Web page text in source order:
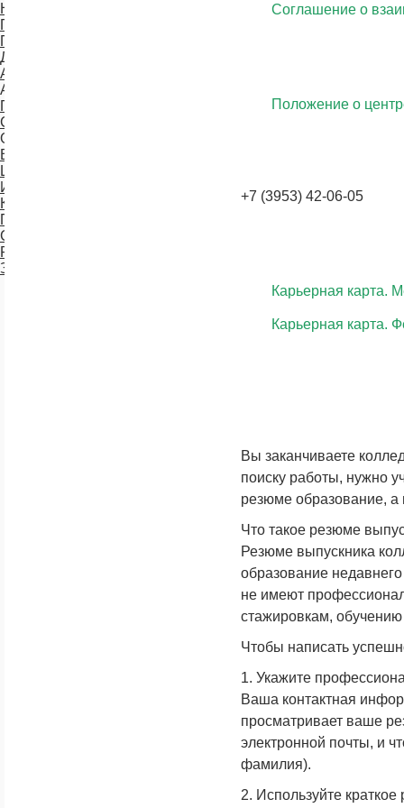
Новое в законодательстве
План работы ОПК
Платные услуги ОПК
Дистанционное обучение
Аккредитация специалиста
Аккредитация
Первичная аккредитация
Специализированная аккредитация
О колледже
ВСОКО
Центр карьеры
История
Контакты
Проекты
Стоматологический кабинет
Расписание
Задать вопрос
Соглашение о
Положение о
+7 (3953) 42-06-05
Карьерная карта.
Карьерная карта.
Вы заканчиваете
поиску работы, нужно
резюме образование, а
Что такое резюме
Резюме выпускника
образование
не имеют
стажировкам,
Чтобы написать
1. Укажите
Ваша контактная
просматривает ваше
электронной почты, и
фамилия).
2. Используйте